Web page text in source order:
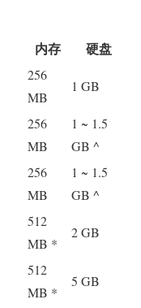
内存 硬盘
256
MB
1 GB
256
MB
1 ~ 1.5
GB ^
256
MB
1 ~ 1.5
GB ^
512
MB *
2 GB
512
MB *
5 GB